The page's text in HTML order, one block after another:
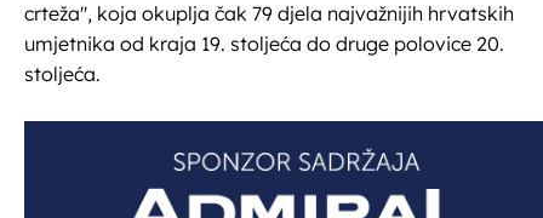
crteža'', koja okuplja čak 79 djela najvažnijih hrvatskih
umjetnika od kraja 19. stoljeća do druge polovice 20.
stoljeća.